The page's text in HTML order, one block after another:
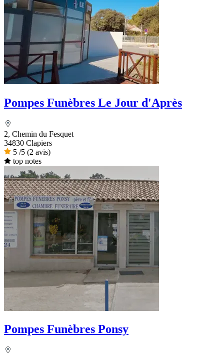
Pompes Funèbres Le Jour d'Après
2, Chemin du Fesquet
34830 Clapiers
5 /5 (2 avis)
top notes
Pompes Funèbres Ponsy